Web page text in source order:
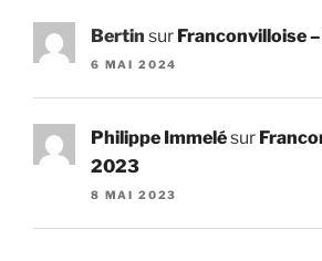
Bertin sur Franconvilloise
6 MAI 2024
Philippe Immelésur
2023
8 MAI 2023